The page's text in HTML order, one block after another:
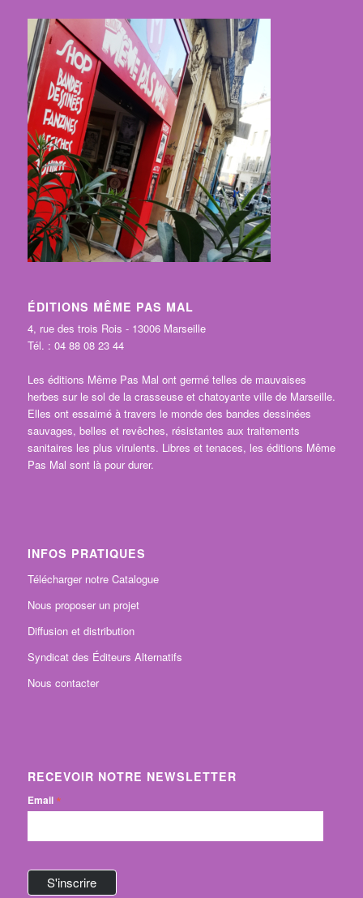
ÉDITIONS MÊME PAS MAL
4, rue des trois Rois - 13006 Marseille
Tél. : 04 88 08 23 44
Les éditions Même Pas Mal ont germé telles de mauvaises
herbes sur le sol de la crasseuse et chatoyante ville de Marseille.
Elles ont essaimé à travers le monde des bandes dessinées
sauvages, belles et revêches, résistantes aux traitements
sanitaires les plus virulents. Libres et tenaces, les éditions Même
Pas Mal sont là pour durer.
INFOS PRATIQUES
Télécharger notre Catalogue
Nous proposer un projet
Diffusion et distribution
Syndicat des Éditeurs Alternatifs
Nous contacter
RECEVOIR NOTRE NEWSLETTER
Email *